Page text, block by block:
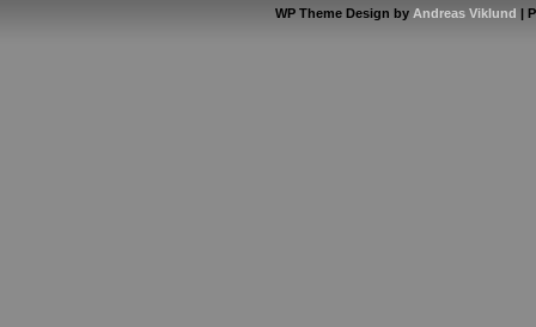
WP Theme Design by Andreas Viklund |